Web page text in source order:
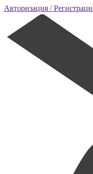
Авторизация /